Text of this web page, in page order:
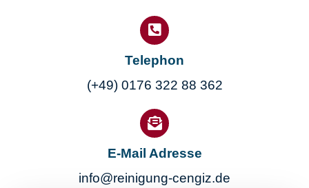
Telephon
(+49) 0176 322 88 362
E-Mail Adresse
info@reinigung-cengiz.de